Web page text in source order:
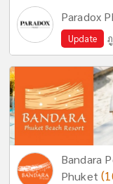
Paradox
Update
Bandara
Phuket